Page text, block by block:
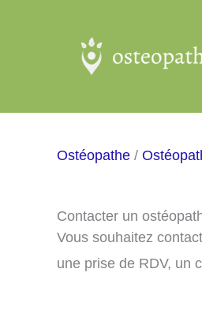
Ostéopathe /
Contacter un
Vous souhaitez
une prise de RDV, un